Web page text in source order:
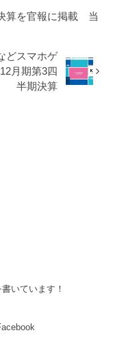
算を官報に掲載 当
どスマホゲ
月期第3四
半期決算
いています！